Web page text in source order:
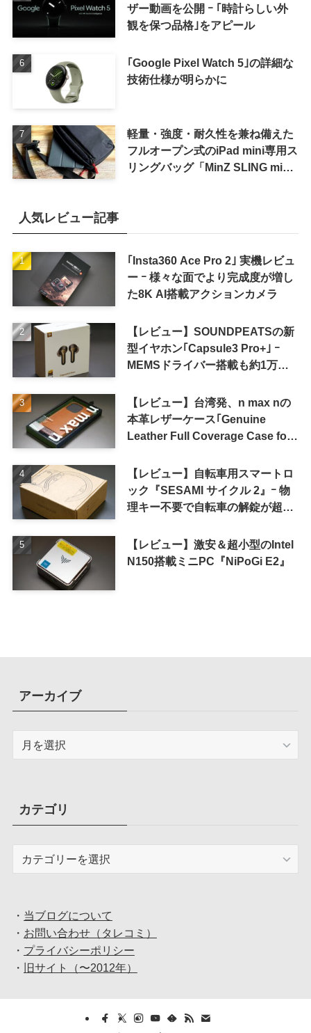
ザー動画を公開 ｰ ｢時計らしい外
観を保つ品格｣をアピール
｢Google Pixel Watch 5｣の詳細な
技術仕様が明らかに
軽量・強度・耐久性を兼ね備えた
フルオープン式のiPad mini専用ス
リングバッグ「MinZ SLING mini
人気レビュー記事
｢Insta360 Ace Pro 2｣ 実機レビュ
ー ｰ 様々な面でより完成度が増し
た8K AI搭載アクションカメラ
【レビュー】SOUNDPEATSの新
型イヤホン｢Capsule3 Pro+｣ ｰ
MEMSドライバー搭載も約1万円
【レビュー】台湾発、n max nの
本革レザーケース｢Genuine
Leather Full Coverage Case for
【レビュー】自転車用スマートロ
ック『SESAMI サイクル 2』ｰ 物
理キー不要で自転車の解錠が超簡
【レビュー】激安＆超小型のIntel
N150搭載ミニPC『NiPoGi E2』
アーカイブ
ブカテゴリ
・ 当ブログについて
・ お問い合わせ（タレコミ）
・ プライバシーポリシー
・
旧サイト（〜2012年）